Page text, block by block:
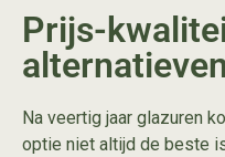
Prijs-
alternatieven
Na veertig jaar glazuren
optie niet altijd de beste